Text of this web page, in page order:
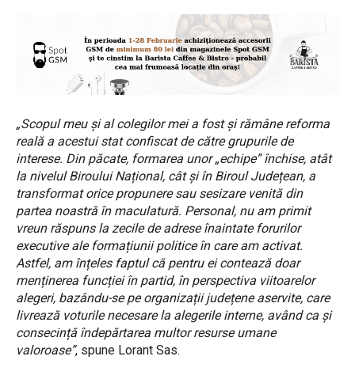
„Scopul meu și al colegilor mei a fost și rămâne reforma
reală a acestui stat confiscat de către grupurile de
interese. Din păcate, formarea unor „echipe” închise, atât
la nivelul Biroului Național, cât și în Biroul Județean, a
transformat orice propunere sau sesizare venită din
partea noastră în maculatură. Personal, nu am primit
vreun răspuns la zecile de adrese înaintate forurilor
executive ale formațiunii politice în care am activat.
Astfel, am înțeles faptul că pentru ei contează doar
menținerea funcției în partid, în perspectiva viitoarelor
alegeri, bazându-se pe organizații județene aservite, care
livrează voturile necesare la alegerile interne, având ca și
consecință îndepărtarea multor resurse umane
valoroase”, spune Lorant Sas.